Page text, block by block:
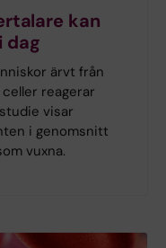
kan
dag
ärvt från
reagerar
visar
i genomsnitt
vuxna.